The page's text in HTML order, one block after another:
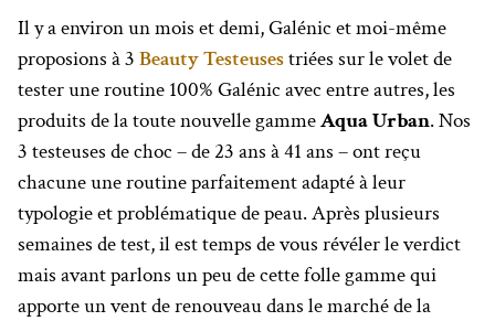
Il y a environ un mois et demi, Galénic et moi-même
proposions à 3 Beauty Testeusestriées sur le volet de
tester une routine 100% Galénic avec entre autres, les
produits de la toute nouvelle gammeAqua Urban. Nos
3 testeuses de choc – de 23 ans à 41 ans – ont reçu
chacune une routine parfaitement adapté à leur
typologie et problématique de peau. Après plusieurs
semaines de test, il est temps de vous révéler le verdict
mais avant parlons un peu de cette folle gamme qui
apporte un vent de renouveau dans le marché de la